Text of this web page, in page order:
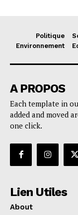
Politique
Environnement
A PROPOS
Each template in
added and moved
one click.
Lien Utiles
About